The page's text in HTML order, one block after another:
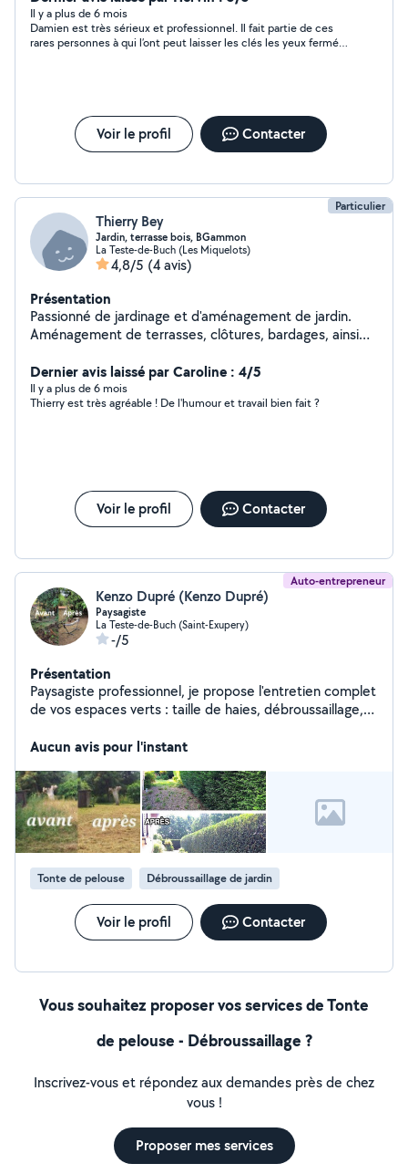
tout le matériel nécessaire pour effectuer ces
différentes tâches.
Il y a plus de 6 mois
Damien est très sérieux et professionnel. Il fait partie de ces
rares personnes à qui l’ont peut laisser les clés les yeux fermés.
Voir le profil Contacter
Particulier
Thierry Bey
Jardin, terrasse bois, BGammon
La Teste-de-Buch (Les Miquelots)
4,8/5 (4 avis)
Présentation
Passionné de jardinage et d'aménagement de jardin.
Aménagement de terrasses, clôtures, bardages, ainsi
balancelles, brasero, lombricomposteurs, montage de
meuble. 30 ans d'expérience à votre service. En option,
cours de Backgammon.
Dernier avis laissé par Caroline : 4/5
Il y a plus de 6 mois
Thierry est très agréable ! De l'humour et travail bien fait ?
Voir le profil Contacter
Auto-entrepreneur
Kenzo Dupré (Kenzo Dupré)
Paysagiste
La Teste-de-Buch (Saint-Exupery)
-/5
Présentation
Paysagiste professionnel, je propose l'entretien complet
de vos espaces verts : taille de haies, débroussaillage,
également des petits travaux de maçonnerie (bordures,
effectué en équipe, avec sérieux, professionnalisme et
assurance comprise. Déplacement et devis gratuits.
Travail propre et soigné garanti. J'interviens sur le bassin
d'Arcachon et les alentours. Je reste joignable au 06/10
72 58 33 Bien cordialement, Kenzo Dupré
Aucun avis pour l'instant
Tonte de pelouse Débroussaillage de jardin
Voir le profil Contacter
Vous souhaitez proposer vos services de Tonte
de pelouse - Débroussaillage ?
Inscrivez-vous et répondez aux demandes près de chez
vous !
Proposer mes services